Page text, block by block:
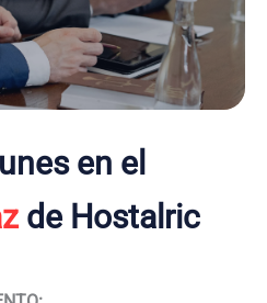
en el
de Hostalric